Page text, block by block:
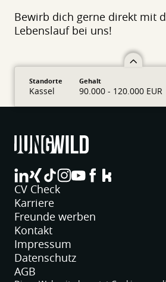
Bewirb dich gerne direkt mit
Lebenslauf bei uns!
Standorte
Kassel
Gehalt
90.000 - 120.000 EUR
jungwild bei LinkedIn
jungwild bei XING
jungwild bei TikTok
jungwild bei
jungwild bei
jungwild bei
CV Check
Karriere
Freunde werben
Kontakt
Impressum
Datenschutz
AGB